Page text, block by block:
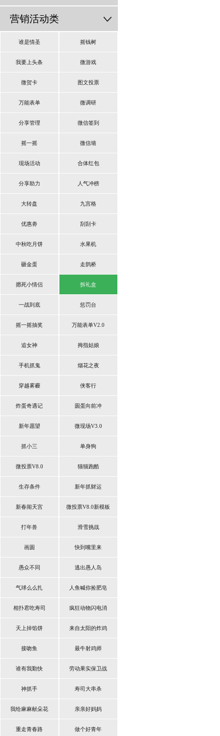
营销活动类
谁是情圣 摇钱树
我要上头条 微游戏
微贺卡 图文投票
万能表单 微调研
分享管理 微信签到
摇一摇 微信墙
现场活动 合体红包
分享助力 人气冲榜
大转盘 九宫格
优惠劵 刮刮卡
中秋吃月饼 水果机
砸金蛋 走鹊桥
摁死小情侣 拆礼盒
一战到底 惩罚台
摇一摇抽奖 万能表单V2.0
追女神 拇指姑娘
手机抓鬼 烟花之夜
穿越雾霾 侠客行
炸蛋奇遇记 圆蛋向前冲
新年愿望 微现场V3.0
抓小三 单身狗
微投票V8.0 猫猫跑酷
生存条件 新年抓财运
新春闹天宫 微投票V8.0新模板
打年兽 滑雪挑战
画圆 快到嘴里来
愚众不同 逃出愚人岛
气球么么扎 人鱼喊你捡肥皂
相扑君吃寿司 疯狂动物闪电消
天上掉馅饼 来自太阳的炸鸡
接吻鱼 最牛射鸡师
谁有我勤快 劳动果实保卫战
神抓手 寿司大串杀
我给麻麻献朵花 亲亲好妈妈
重走青春路 做个好青年